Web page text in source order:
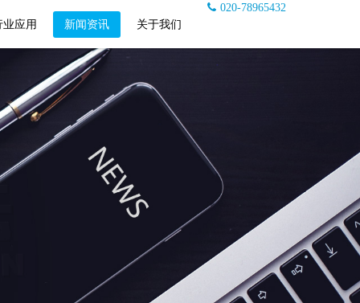
020-78965432
业应用
新闻资讯 关于我们